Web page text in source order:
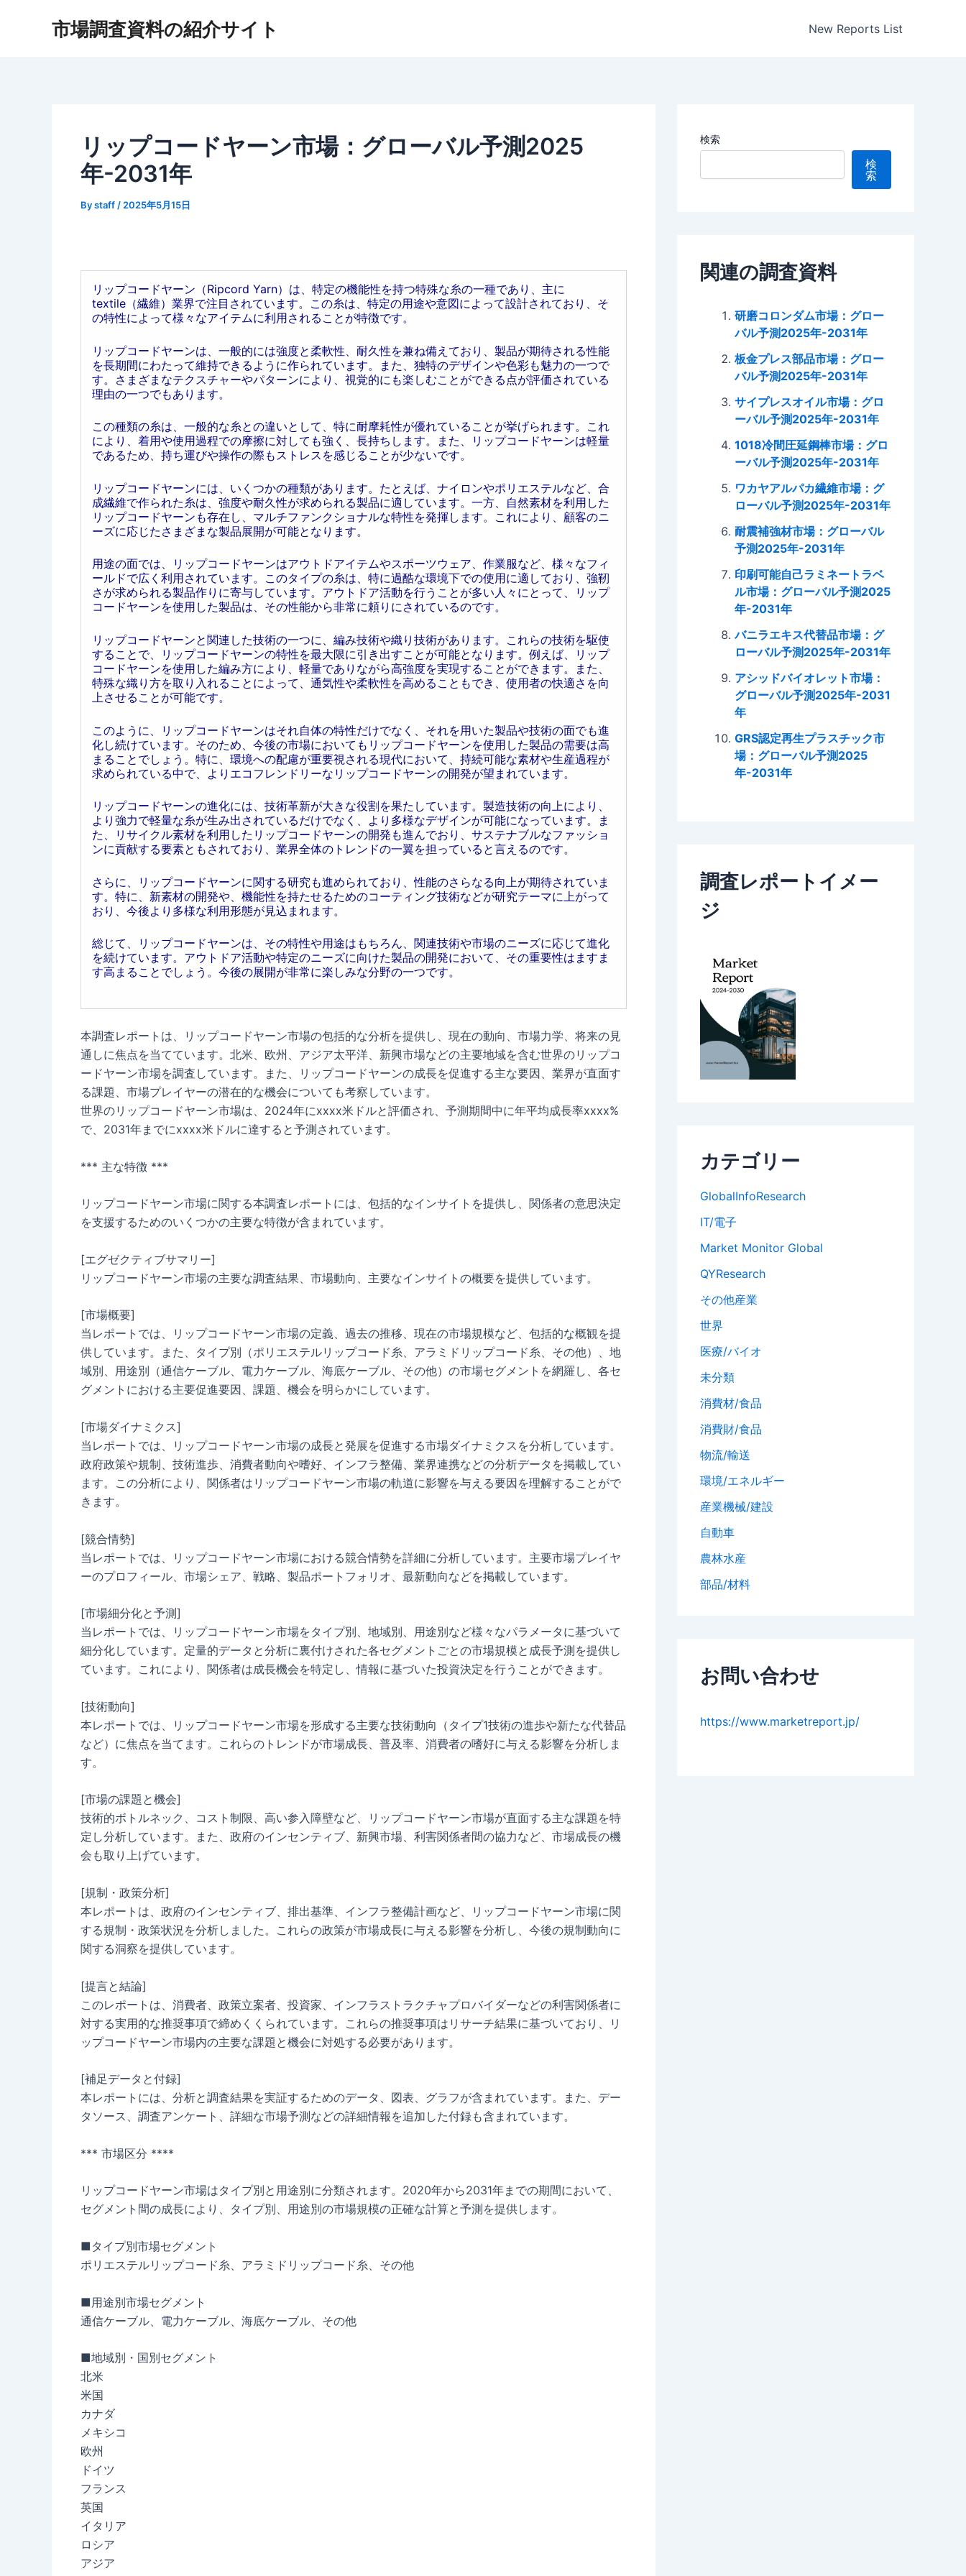
市場調査資料の紹介サイト New Reports List
リップコードヤーン市場：グローバル予測2025
年-2031年
Bystaff / 2025年5月15日
リップコードヤーン（Ripcord Yarn）は、特定の機能性を持つ特殊な糸の一種であり、主に
textile（繊維）業界で注目されています。この糸は、特定の用途や意図によって設計されており、そ
の特性によって様々なアイテムに利用されることが特徴です。
リップコードヤーンは、一般的には強度と柔軟性、耐久性を兼ね備えており、製品が期待される性能
を長期間にわたって維持できるように作られています。また、独特のデザインや色彩も魅力の一つで
す。さまざまなテクスチャーやパターンにより、視覚的にも楽しむことができる点が評価されている
理由の一つでもあります。
この種類の糸は、一般的な糸との違いとして、特に耐摩耗性が優れていることが挙げられます。これ
により、着用や使用過程での摩擦に対しても強く、長持ちします。また、リップコードヤーンは軽量
であるため、持ち運びや操作の際もストレスを感じることが少ないです。
リップコードヤーンには、いくつかの種類があります。たとえば、ナイロンやポリエステルなど、合
成繊維で作られた糸は、強度や耐久性が求められる製品に適しています。一方、自然素材を利用した
リップコードヤーンも存在し、マルチファンクショナルな特性を発揮します。これにより、顧客のニ
ーズに応じたさまざまな製品展開が可能となります。
用途の面では、リップコードヤーンはアウトドアイテムやスポーツウェア、作業服など、様々なフィ
ールドで広く利用されています。このタイプの糸は、特に過酷な環境下での使用に適しており、強靭
さが求められる製品作りに寄与しています。アウトドア活動を行うことが多い人々にとって、リップ
コードヤーンを使用した製品は、その性能から非常に頼りにされているのです。
リップコードヤーンと関連した技術の一つに、編み技術や織り技術があります。これらの技術を駆使
することで、リップコードヤーンの特性を最大限に引き出すことが可能となります。例えば、リップ
コードヤーンを使用した編み方により、軽量でありながら高強度を実現することができます。また、
特殊な織り方を取り入れることによって、通気性や柔軟性を高めることもでき、使用者の快適さを向
上させることが可能です。
このように、リップコードヤーンはそれ自体の特性だけでなく、それを用いた製品や技術の面でも進
化し続けています。そのため、今後の市場においてもリップコードヤーンを使用した製品の需要は高
まることでしょう。特に、環境への配慮が重要視される現代において、持続可能な素材や生産過程が
求められている中で、よりエコフレンドリーなリップコードヤーンの開発が望まれています。
リップコードヤーンの進化には、技術革新が大きな役割を果たしています。製造技術の向上により、
より強力で軽量な糸が生み出されているだけでなく、より多様なデザインが可能になっています。ま
た、リサイクル素材を利用したリップコードヤーンの開発も進んでおり、サステナブルなファッショ
ンに貢献する要素ともされており、業界全体のトレンドの一翼を担っていると言えるのです。
さらに、リップコードヤーンに関する研究も進められており、性能のさらなる向上が期待されていま
す。特に、新素材の開発や、機能性を持たせるためのコーティング技術などが研究テーマに上がって
おり、今後より多様な利用形態が見込まれます。
総じて、リップコードヤーンは、その特性や用途はもちろん、関連技術や市場のニーズに応じて進化
を続けています。アウトドア活動や特定のニーズに向けた製品の開発において、その重要性はますま
す高まることでしょう。今後の展開が非常に楽しみな分野の一つです。
本調査レポートは、リップコードヤーン市場の包括的な分析を提供し、現在の動向、市場力学、将来の見
通しに焦点を当てています。北米、欧州、アジア太平洋、新興市場などの主要地域を含む世界のリップコ
ードヤーン市場を調査しています。また、リップコードヤーンの成長を促進する主な要因、業界が直面す
る課題、市場プレイヤーの潜在的な機会についても考察しています。
世界のリップコードヤーン市場は、2024年にxxxx米ドルと評価され、予測期間中に年平均成長率xxxx%
で、2031年までにxxxx米ドルに達すると予測されています。
*** 主な特徴 ***
リップコードヤーン市場に関する本調査レポートには、包括的なインサイトを提供し、関係者の意思決定
を支援するためのいくつかの主要な特徴が含まれています。
[エグゼクティブサマリー]
リップコードヤーン市場の主要な調査結果、市場動向、主要なインサイトの概要を提供しています。
[市場概要]
当レポートでは、リップコードヤーン市場の定義、過去の推移、現在の市場規模など、包括的な概観を提
供しています。また、タイプ別（ポリエステルリップコード糸、アラミドリップコード糸、その他）、地
域別、用途別（通信ケーブル、電力ケーブル、海底ケーブル、その他）の市場セグメントを網羅し、各セ
グメントにおける主要促進要因、課題、機会を明らかにしています。
[市場ダイナミクス]
当レポートでは、リップコードヤーン市場の成長と発展を促進する市場ダイナミクスを分析しています。
政府政策や規制、技術進歩、消費者動向や嗜好、インフラ整備、業界連携などの分析データを掲載してい
ます。この分析により、関係者はリップコードヤーン市場の軌道に影響を与える要因を理解することがで
きます。
[競合情勢]
当レポートでは、リップコードヤーン市場における競合情勢を詳細に分析しています。主要市場プレイヤ
ーのプロフィール、市場シェア、戦略、製品ポートフォリオ、最新動向などを掲載しています。
[市場細分化と予測]
当レポートでは、リップコードヤーン市場をタイプ別、地域別、用途別など様々なパラメータに基づいて
細分化しています。定量的データと分析に裏付けされた各セグメントごとの市場規模と成長予測を提供し
ています。これにより、関係者は成長機会を特定し、情報に基づいた投資決定を行うことができます。
[技術動向]
本レポートでは、リップコードヤーン市場を形成する主要な技術動向（タイプ1技術の進歩や新たな代替品
など）に焦点を当てます。これらのトレンドが市場成長、普及率、消費者の嗜好に与える影響を分析しま
す。
[市場の課題と機会]
技術的ボトルネック、コスト制限、高い参入障壁など、リップコードヤーン市場が直面する主な課題を特
定し分析しています。また、政府のインセンティブ、新興市場、利害関係者間の協力など、市場成長の機
会も取り上げています。
[規制・政策分析]
本レポートは、政府のインセンティブ、排出基準、インフラ整備計画など、リップコードヤーン市場に関
する規制・政策状況を分析しました。これらの政策が市場成長に与える影響を分析し、今後の規制動向に
関する洞察を提供しています。
[提言と結論]
このレポートは、消費者、政策立案者、投資家、インフラストラクチャプロバイダーなどの利害関係者に
対する実用的な推奨事項で締めくくられています。これらの推奨事項はリサーチ結果に基づいており、リ
ップコードヤーン市場内の主要な課題と機会に対処する必要があります。
[補足データと付録]
本レポートには、分析と調査結果を実証するためのデータ、図表、グラフが含まれています。また、デー
タソース、調査アンケート、詳細な市場予測などの詳細情報を追加した付録も含まれています。
*** 市場区分 ****
リップコードヤーン市場はタイプ別と用途別に分類されます。2020年から2031年までの期間において、
セグメント間の成長により、タイプ別、用途別の市場規模の正確な計算と予測を提供します。
■タイプ別市場セグメント
ポリエステルリップコード糸、アラミドリップコード糸、その他
■用途別市場セグメント
通信ケーブル、電力ケーブル、海底ケーブル、その他
■地域別・国別セグメント
北米
米国
カナダ
メキシコ
欧州
ドイツ
フランス
英国
イタリア
ロシア
アジア
検索
検
索
関連の調査資料
研磨コロンダム市場：グロー
バル予測2025年-2031年
板金プレス部品市場：グロー
バル予測2025年-2031年
サイプレスオイル市場：グロ
ーバル予測2025年-2031年
1018冷間圧延鋼棒市場：グロ
ーバル予測2025年-2031年
ワカヤアルパカ繊維市場：グ
ローバル予測2025年-2031年
耐震補強材市場：グローバル
予測2025年-2031年
印刷可能自己ラミネートラベ
ル市場：グローバル予測2025
年-2031年
バニラエキス代替品市場：グ
ローバル予測2025年-2031年
アシッドバイオレット市場：
グローバル予測2025年-2031
年
GRS認定再生プラスチック市
場：グローバル予測2025
年-2031年
調査レポートイメー
ジ
カテゴリー
GlobalInfoResearch
IT/電子
Market Monitor Global
QYResearch
その他産業
世界
医療/バイオ
未分類
消費材/食品
消費財/食品
物流/輸送
環境/エネルギー
産業機械/建設
自動車
農林水産
部品/材料
お問い合わせ
https://www.marketreport.jp/